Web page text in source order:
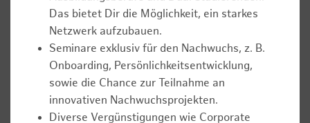
Das bietet Dir die Möglichkeit, ein starkes
Netzwerk aufzubauen.
Seminare exklusiv für den Nachwuchs, z. B.
Onboarding, Persönlichkeitsentwicklung,
sowie die Chance zur Teilnahme an
innovativen Nachwuchsprojekten.
Diverse Vergünstigungen wie Corporate